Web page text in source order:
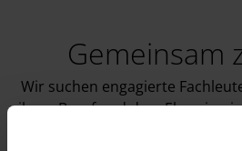
Gemeinsam
Wir suchen engagierte
ihren Beruf und dem Ehrgeiz,
Mithilfe der folgenden Schritte